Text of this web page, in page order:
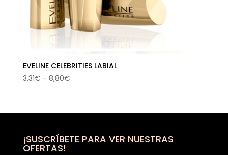
EVELINE CELEBRITIES LABIAL
3,31€ - 8,80€Rango
desde
hasta
¡SUSCRÍBETE PARA VER NUESTRAS
OFERTAS!